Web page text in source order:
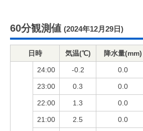
60分観測値 (2024年12月29日)
日時 気温(℃) 降水量(mm)
24:00 -0.2 0.0
23:00 0.3 0.0
22:00 1.3 0.0
21:00 2.5 0.0